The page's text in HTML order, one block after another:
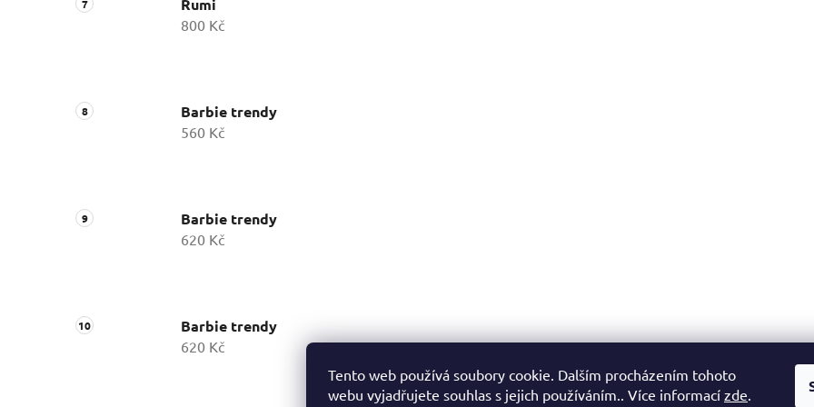
Tento web používá soubory cookie. Dalším procházením tohoto
webu vyjadřujete souhlas s jejich používáním.. Více informací zde.
Rumi
800 Kč
Barbie trendy
560 Kč
Barbie trendy
620 Kč
Barbie trendy
620 Kč